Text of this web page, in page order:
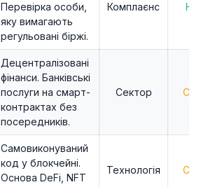
Перевірка особи,
яку вимагають
регульовані біржі.
Комплаєнс
Децентралізовані
фінанси. Банківські
послуги на смарт-
контрактах без
посередників.
Сектор
Самовиконуваний
код у блокчейні.
Основа DeFi, NFT
Технологія